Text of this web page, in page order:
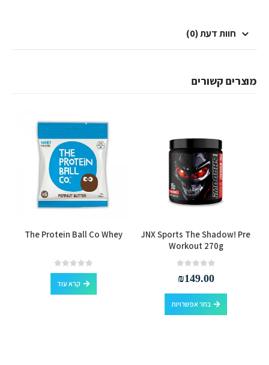
חוות דעת (0)
מוצרים קשורים
JNX Sports The Shadow! Pre
Workout 270g
₪149.00
בחר אפשרויות
למוצר זה יש מספר סוגים. ניתן לבחור את האפשרויות בעמוד המוצר
The Protein Ball Co Whey
0
out of 5
קרא עוד